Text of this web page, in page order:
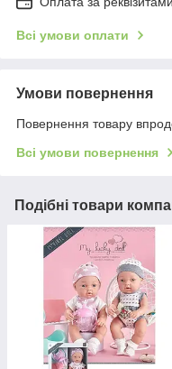
Всі умови оплати
Умови повернення
Повернення товару
Всі умови повернення
Подібні товари